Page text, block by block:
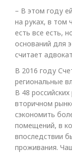
– В этом году
на руках, в том
есть все есть,
оснований для
считает
В 2016 году
региональные
В 48
вторичном
сэкономить
помещений, в
впоследствии
проживания.